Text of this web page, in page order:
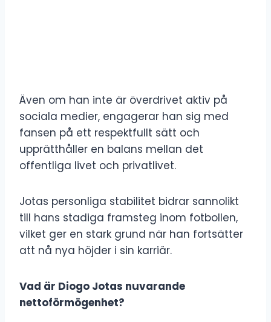
Även om han inte är överdrivet aktiv på
sociala medier, engagerar han sig med
fansen på ett respektfullt sätt och
upprätthåller en balans mellan det
offentliga livet och privatlivet.
Jotas personliga stabilitet bidrar sannolikt
till hans stadiga framsteg inom fotbollen,
vilket ger en stark grund när han fortsätter
att nå nya höjder i sin karriär.
Vad är Diogo Jotas nuvarande
nettoförmögenhet?